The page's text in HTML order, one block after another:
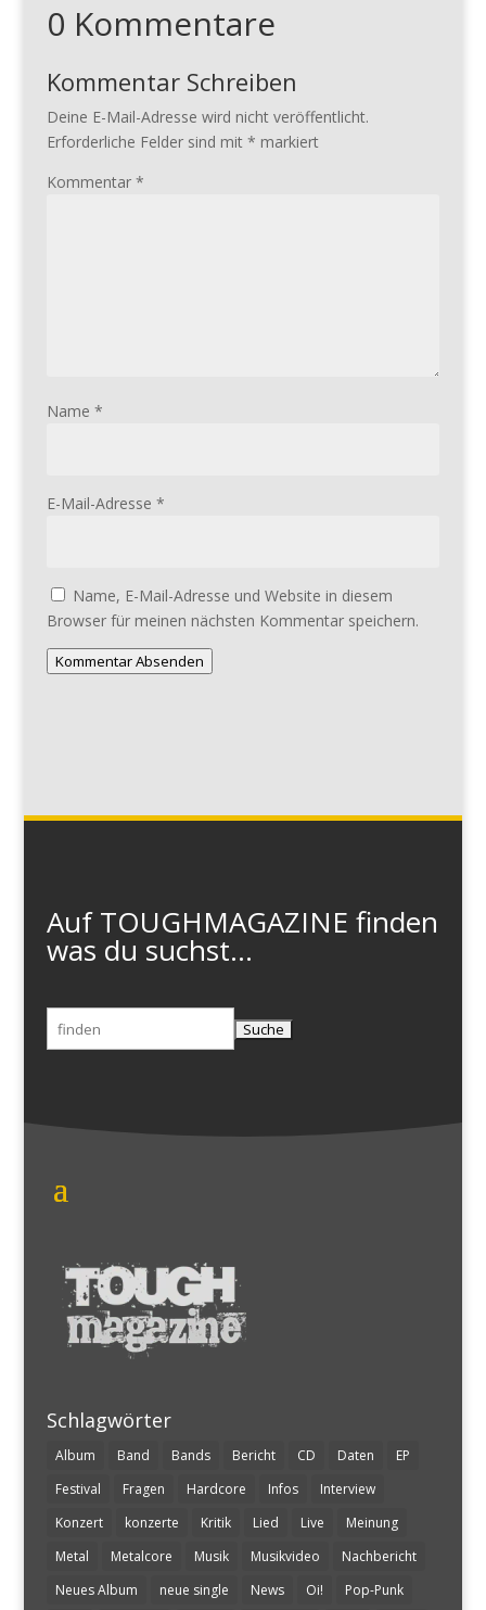
0 Kommentare
Kommentar Schreiben
Deine E-Mail-Adresse wird nicht veröffentlicht.
Erforderliche Felder sind mit * markiert
Kommentar *
Name *
E-Mail-Adresse *
Name, E-Mail-Adresse und Website in diesem
Browser für meinen nächsten Kommentar speichern.
Kommentar Absenden
Auf TOUGHMAGAZINE finden
was du suchst...
Suchen
nach:
Schlagwörter
Album Band Bands Bericht CD Daten
EP
Festival
Fragen Hardcore Infos
Interview
Konzert
konzerte Kritik Lied Live
Meinung
Metal
Metalcore Musik Musikvideo
Nachbericht
Neues Album
neue single News Oi! Pop-Punk